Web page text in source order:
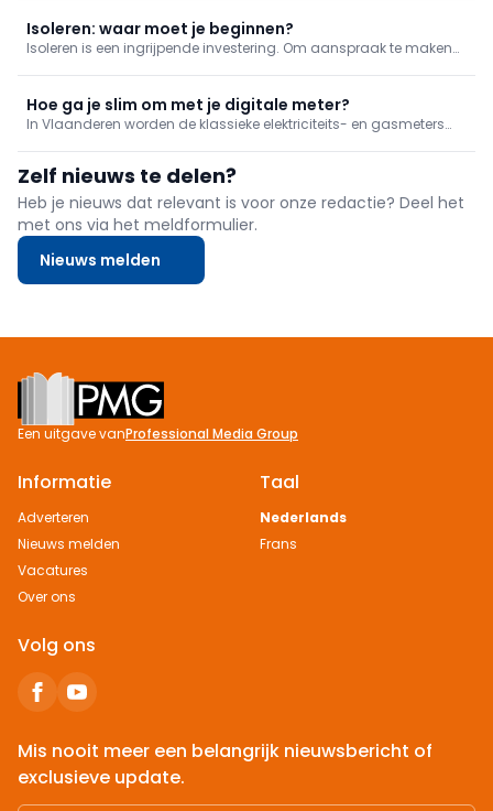
prioritaire renovaties en bijhorende premies/financiering, met een
persoonlijk rapport en stap-voor-stapadvies.
Isoleren: waar moet je beginnen?
Isoleren is een ingrijpende investering. Om aanspraak te maken
overlopen we in dit artikel.
Hoe ga je slim om met je digitale meter?
In Vlaanderen worden de klassieke elektriciteits- en gasmeters
tellers voor inzage en sturing van je verbruik?
Zelf nieuws te delen?
Heb je nieuws dat relevant is voor onze redactie? Deel het
met ons via het meldformulier.
Nieuws melden
Footer
Een uitgave vanProfessional Media Group
Informatie
Adverteren
Nieuws melden
Vacatures
Over ons
Taal
Nederlands
Frans
Volg ons
Mis nooit meer een belangrijk nieuwsbericht of
exclusieve update.